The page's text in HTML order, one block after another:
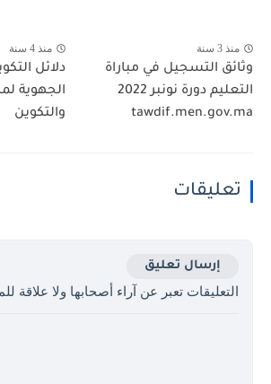
منذ 3 سنة
وثائق التسجيل في مباراة
التعليم دورة نونبر 2022
tawdif.men.gov.ma
منذ 4 سنة
دلائل
الجهوية
والتكوين
تعليقات
إرسال تعليق
التعليقات تعبر عن آراء أصحابها ولا علاقة